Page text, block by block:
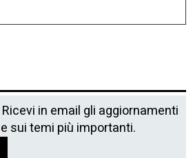
in email gli aggiornamenti
sui temi più importanti.